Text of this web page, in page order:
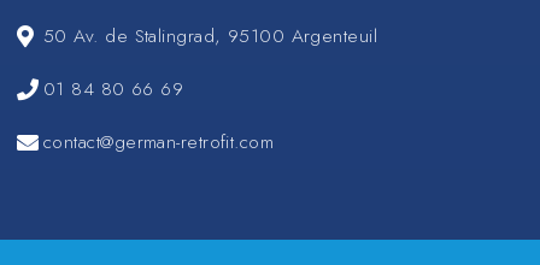
50 Av. de Stalingrad, 95100 Argenteuil
01 84 80 66 69
contact@german-retrofit.com